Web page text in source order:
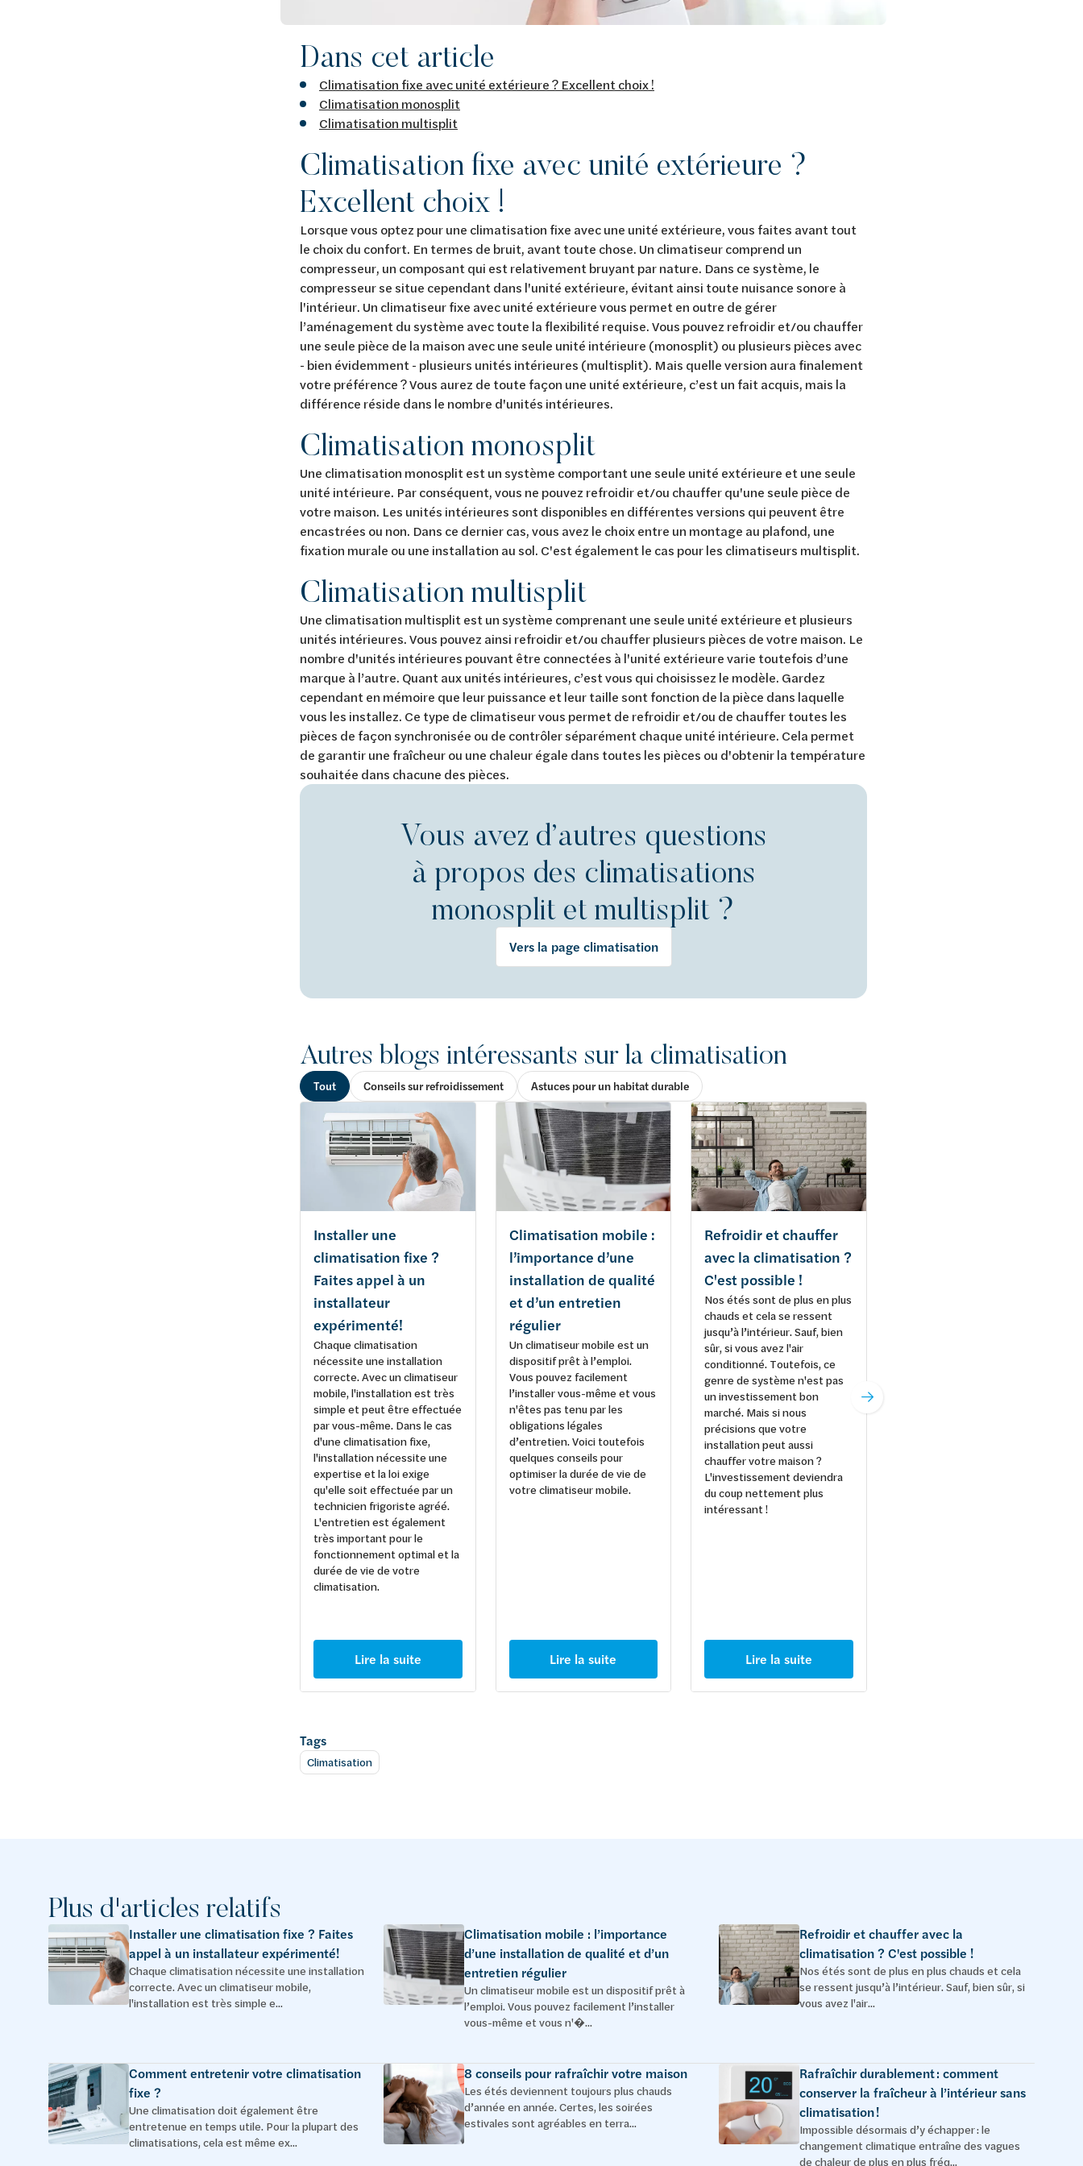
Dans cet article
Climatisation fixe avec unité extérieure ? Excellent choix !
Climatisation monosplit
Climatisation multisplit
Climatisation fixe avec unité extérieure ?
Excellent choix !
Lorsque vous optez pour une climatisation fixe avec une unité extérieure, vous faites avant tout
le choix du confort. En termes de bruit, avant toute chose. Un climatiseur comprend un
compresseur, un composant qui est relativement bruyant par nature. Dans ce système, le
compresseur se situe cependant dans l'unité extérieure, évitant ainsi toute nuisance sonore à
l'intérieur. Un climatiseur fixe avec unité extérieure vous permet en outre de gérer
l’aménagement du système avec toute la flexibilité requise. Vous pouvez refroidir et/ou chauffer
une seule pièce de la maison avec une seule unité intérieure (monosplit) ou plusieurs pièces avec
- bien évidemment - plusieurs unités intérieures (multisplit). Mais quelle version aura finalement
votre préférence ? Vous aurez de toute façon une unité extérieure, c’est un fait acquis, mais la
différence réside dans le nombre d'unités intérieures.
Climatisation monosplit
Une climatisation monosplit est un système comportant une seule unité extérieure et une seule
unité intérieure. Par conséquent, vous ne pouvez refroidir et/ou chauffer qu'une seule pièce de
votre maison. Les unités intérieures sont disponibles en différentes versions qui peuvent être
encastrées ou non. Dans ce dernier cas, vous avez le choix entre un montage au plafond, une
fixation murale ou une installation au sol. C'est également le cas pour les climatiseurs multisplit.
Climatisation multisplit
Une climatisation multisplit est un système comprenant une seule unité extérieure et plusieurs
unités intérieures. Vous pouvez ainsi refroidir et/ou chauffer plusieurs pièces de votre maison. Le
nombre d'unités intérieures pouvant être connectées à l'unité extérieure varie toutefois d’une
marque à l’autre. Quant aux unités intérieures, c’est vous qui choisissez le modèle. Gardez
cependant en mémoire que leur puissance et leur taille sont fonction de la pièce dans laquelle
vous les installez. Ce type de climatiseur vous permet de refroidir et/ou de chauffer toutes les
pièces de façon synchronisée ou de contrôler séparément chaque unité intérieure. Cela permet
de garantir une fraîcheur ou une chaleur égale dans toutes les pièces ou d'obtenir la température
souhaitée dans chacune des pièces.
Vous avez d’autres questions
à propos des climatisations
monosplit et multisplit ?
Vers la page climatisation
Autres blogs intéressants sur la climatisation
Tout Conseils sur refroidissement Astuces pour un habitat durable
Installer une
climatisation fixe ?
Faites appel à un
installateur
expérimenté!
Chaque climatisation
nécessite une installation
correcte. Avec un climatiseur
mobile, l'installation est très
simple et peut être effectuée
par vous-même. Dans le cas
d'une climatisation fixe,
l'installation nécessite une
expertise et la loi exige
qu'elle soit effectuée par un
technicien frigoriste agréé.
L'entretien est également
très important pour le
fonctionnement optimal et la
durée de vie de votre
climatisation.
Lire la suite
Climatisation mobile :
l’importance d’une
installation de qualité
et d’un entretien
régulier
Un climatiseur mobile est un
dispositif prêt à l’emploi.
Vous pouvez facilement
l’installer vous-même et vous
n'êtes pas tenu par les
obligations légales
d’entretien. Voici toutefois
quelques conseils pour
optimiser la durée de vie de
votre climatiseur mobile.
Lire la suite
Refroidir et chauffer
avec la climatisation ?
C'est possible !
Nos étés sont de plus en plus
chauds et cela se ressent
jusqu’à l’intérieur. Sauf, bien
sûr, si vous avez l'air
conditionné. Toutefois, ce
genre de système n'est pas
un investissement bon
marché. Mais si nous
précisions que votre
installation peut aussi
chauffer votre maison ?
L'investissement deviendra
du coup nettement plus
intéressant !
Lire la suite
Tags
Climatisation
Plus d'articles relatifs
Installer une climatisation fixe ? Faites
appel à un installateur expérimenté!
Chaque climatisation nécessite une installation
correcte. Avec un climatiseur mobile,
l'installation est très simple e...
Climatisation mobile : l’importance
d’une installation de qualité et d’un
entretien régulier
Un climatiseur mobile est un dispositif prêt à
l’emploi. Vous pouvez facilement l’installer
vous-même et vous n'�...
Refroidir et chauffer avec la
climatisation ? C'est possible !
Nos étés sont de plus en plus chauds et cela
se ressent jusqu’à l’intérieur. Sauf, bien sûr, si
vous avez l'air...
Comment entretenir votre climatisation
fixe ?
Une climatisation doit également être
entretenue en temps utile. Pour la plupart des
climatisations, cela est même ex...
8 conseils pour rafraîchir votre maison
Les étés deviennent toujours plus chauds
d’année en année. Certes, les soirées
estivales sont agréables en terra...
Rafraîchir durablement : comment
conserver la fraîcheur à l’intérieur sans
climatisation !
Impossible désormais d’y échapper : le
changement climatique entraîne des vagues
de chaleur de plus en plus fréq...